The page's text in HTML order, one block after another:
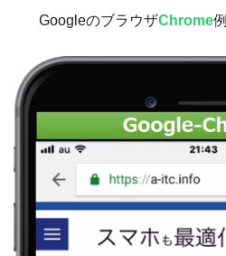
GoogleのブラウザChrome例